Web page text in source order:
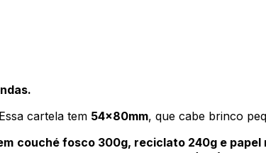
cartela tem 54x80mm, que cabe brinco
couché fosco 300g, reciclato 240g e